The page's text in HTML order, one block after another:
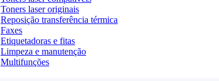
Toners laser originais
Reposição transferência térmica
Faxes
Etiquetadoras e fitas
Limpeza e manutenção
Multifunções